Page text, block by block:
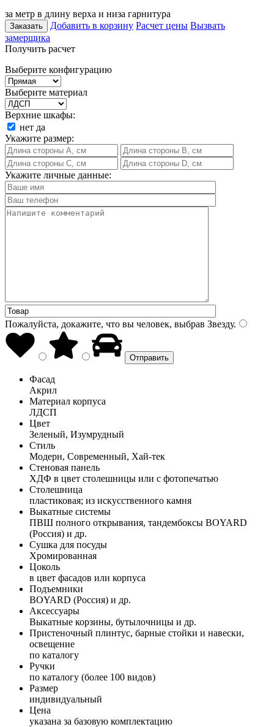
за метр в длину верха и низа гарнитура
Заказать Добавить в корзину Расчет цены Вызвать
замерщика
Получить расчет
Выберите конфигурацию
Выберите материал
Верхние шкафы:
нет да
Укажите размер:
Укажите личные данные:
Пожалуйста, докажите, что вы человек, выбрав Звезду.
Фасад
Акрил
Материал корпуса
ЛДСП
Цвет
Зеленый, Изумрудный
Стиль
Модерн, Современный, Хай-тек
Стеновая панель
ХДФ в цвет столешницы или с фотопечатью
Столешница
пластиковая; из искусственного камня
Выкатные системы
ПВШ полного открывания, тандембоксы BOYARD
(Россия) и др.
Сушка для посуды
Хромированная
Цоколь
в цвет фасадов или корпуса
Подъемники
BOYARD (Россия) и др.
Аксессуары
Выкатные корзины, бутылочницы и др.
Пристеночный плинтус, барные стойки и навески,
освещение
по каталогу
Ручки
по каталогу (более 100 видов)
Размер
индивидуальный
Цена
указана за базовую комплектацию